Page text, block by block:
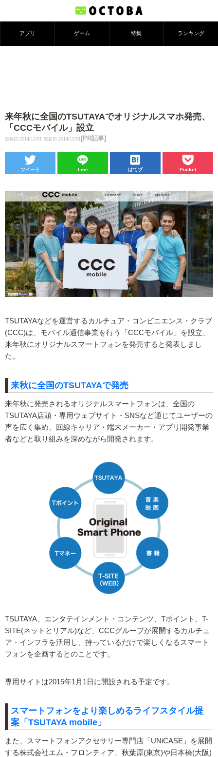
アプリ ゲーム 特集 ランキング
来年秋に全国のTSUTAYAでオリジナルスマホ発売、
「CCCモバイル」設立
投稿日:2014/12/01 更新日:2014/12/01 [PR記事]
ツイート Line はてブ Pocket
TSUTAYAなどを運営するカルチュア・コンビニエンス・クラブ
(CCC)は、モバイル通信事業を行う「CCCモバイル」を設立、
来年秋にオリジナルスマートフォンを発売すると発表しまし
た。
来秋に全国のTSUTAYAで発売
来年秋に発売されるオリジナルスマートフォンは、全国の
TSUTAYA店頭・専用ウェブサイト・SNSなど通じてユーザーの
声を広く集め、回線キャリア・端末メーカー・アプリ開発事業
者などと取り組みを深めながら開発されます。
TSUTAYA、エンタテインメント・コンテンツ、Tポイント、T-
SITE(ネットとリアル)など、CCCグループが展開するカルチュ
ア・インフラを活用し、持っているだけで楽しくなるスマート
フォンを企画するとのことです。
専用サイトは2015年1月1日に開設される予定です。
スマートフォンをより楽しめるライフスタイル提
案「TSUTAYA mobile」
また、スマートフォンアクセサリー専門店「UNiCASE」を展開
する株式会社エム・フロンティア、秋葉原(東京)や日本橋(大阪)